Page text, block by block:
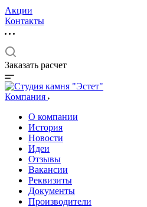
Акции
Контакты
Заказать расчет
Компания
О компании
История
Новости
Идеи
Отзывы
Вакансии
Реквизиты
Документы
Производители